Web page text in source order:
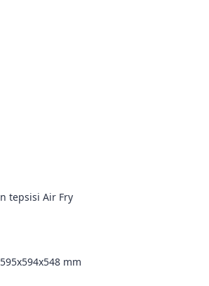
tepsisi Air Fry
595x594x548 mm